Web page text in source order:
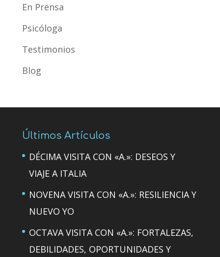
En Prensa
Psicóloga
Testimonios
Blog
Últimos Artículos
DÉCIMA VISITA CON «A.»: DESEOS Y
VIAJE A ITALIA
NOVENA VISITA CON «A.»: RESILIENCIA Y
NUEVO YO
OCTAVA VISITA CON «A.»: FORTALEZAS,
DEBILIDADES, OPORTUNIDADES Y